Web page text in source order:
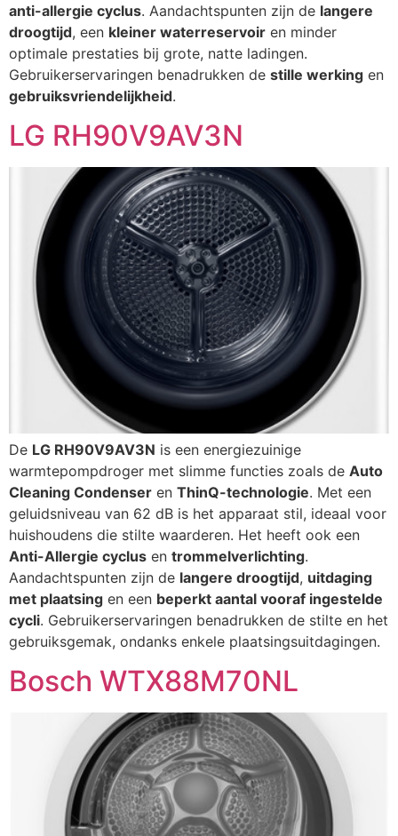
anti-allergie cyclus. Aandachtspunten zijn de langere
droogtijd, een kleiner waterreservoir en minder
optimale prestaties bij grote, natte ladingen.
Gebruikerservaringen benadrukken de stille werking en
gebruiksvriendelijkheid.
LG RH90V9AV3N
De LG RH90V9AV3N is een energiezuinige
warmtepompdroger met slimme functies zoals de Auto
Cleaning Condenser en ThinQ-technologie. Met een
geluidsniveau van 62 dB is het apparaat stil, ideaal voor
huishoudens die stilte waarderen. Het heeft ook een
Anti-Allergie cyclus en trommelverlichting.
Aandachtspunten zijn de langere droogtijd, uitdaging
met plaatsing en een beperkt aantal vooraf ingestelde
cycli. Gebruikerservaringen benadrukken de stilte en het
gebruiksgemak, ondanks enkele plaatsingsuitdagingen.
Bosch WTX88M70NL